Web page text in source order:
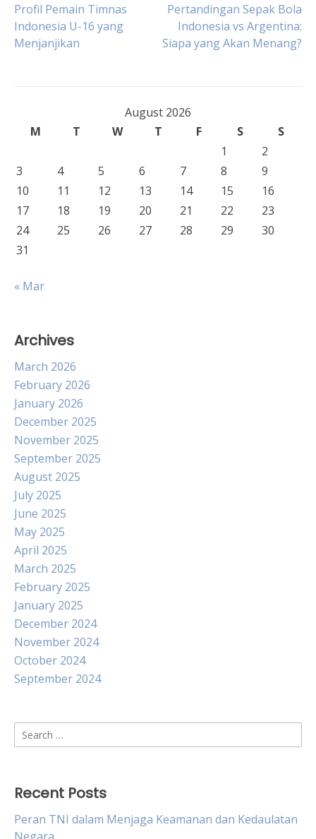
Post
navigation
Profil Pemain Timnas
Indonesia U-16 yang
Menjanjikan
Pertandingan Sepak Bola
Indonesia vs Argentina:
Siapa yang Akan Menang?
August 2026
M
T W T F S
S
1
2
3
4 5 6 7 8
9
10
11 12 13 14 15
16
17
18 19 20 21 22
23
24
25 26 27 28 29
30
31
« Mar
Archives
March 2026
February 2026
January 2026
December 2025
November 2025
September 2025
August 2025
July 2025
June 2025
May 2025
April 2025
March 2025
February 2025
January 2025
December 2024
November 2024
October 2024
September 2024
Search
for:
Recent Posts
Peran TNI dalam Menjaga Keamanan dan Kedaulatan